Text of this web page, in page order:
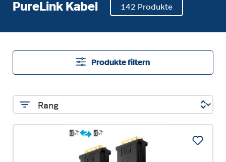
PureLink Kabel 142 Produkte
Produkte filtern